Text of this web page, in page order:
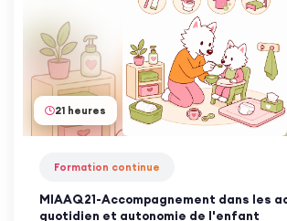
21 heures
Formation continue
MIAAQ21-Accompagnement dans les
quotidien et autonomie de l'enfant